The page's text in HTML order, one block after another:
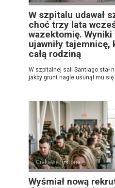
W szpitalu udawał
choć trzy lata
wazektomię. Wyniki
ujawniły tajemnicę,
całą rodziną
W szpitalnej sali Santiago stał
jakby grunt nagle usunął mu się
Ciekawe historie
Wyśmiał nową